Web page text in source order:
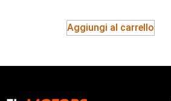
Aggiungi al carrello